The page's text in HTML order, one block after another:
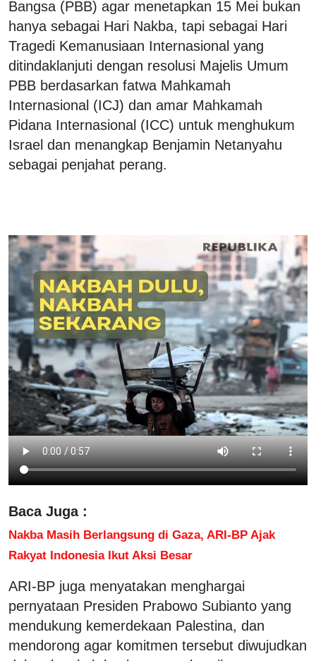
Bangsa (PBB) agar menetapkan 15 Mei bukan
hanya sebagai Hari Nakba, tapi sebagai Hari
Tragedi Kemanusiaan Internasional yang
ditindaklanjuti dengan resolusi Majelis Umum
PBB berdasarkan fatwa Mahkamah
Internasional (ICJ) dan amar Mahkamah
Pidana Internasional (ICC) untuk menghukum
Israel dan menangkap Benjamin Netanyahu
sebagai penjahat perang.
Baca Juga :
Nakba Masih Berlangsung di Gaza, ARI-BP Ajak
Rakyat Indonesia Ikut Aksi Besar
ARI-BP juga menyatakan menghargai
pernyataan Presiden Prabowo Subianto yang
mendukung kemerdekaan Palestina, dan
mendorong agar komitmen tersebut diwujudkan